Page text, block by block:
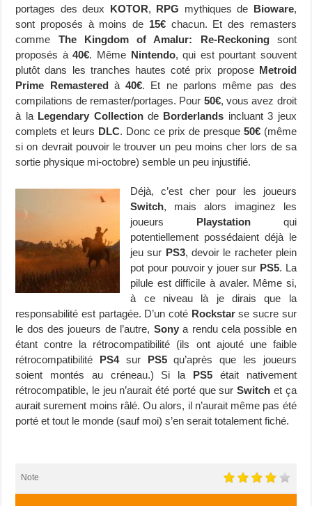
portages des deux KOTOR, RPG mythiques de Bioware,
sont proposés à moins de 15€chacun. Et des remasters
comme The Kingdom of Amalur: Re-Reckoningsont
proposés à40€. Même Nintendo, qui est pourtant souvent
plutôt dans les tranches hautes coté prix propose Metroid
Prime Remasteredà40€. Et ne parlons même pas des
compilations de remaster/portages. Pour 50€, vous avez droit
à la Legendary Collectionde Borderlands incluant 3 jeux
complets et leurs DLC. Donc ce prix de presque 50€(même
si on devrait pouvoir le trouver un peu moins cher lors de sa
sortie physique mi-octobre) semble un peu injustifié.
Déjà, c’est cher pour les joueurs
Switch, mais alors imaginez les
joueurs Playstation qui
potentiellement possédaient déjà le
jeu sur PS3, devoir le racheter plein
pot pour pouvoir y jouer sur PS5. La
pilule est difficile à avaler. Même si,
à ce niveau là je dirais que la
responsabilité est partagée. D’un coté Rockstarse sucre sur
le dos des joueurs de l’autre, Sonya rendu cela possible en
étant contre la rétrocompatibilité (ils ont ajouté une faible
rétrocompatibilité PS4 sur PS5qu’après que les joueurs
soient montés au créneau.) Si la PS5 était nativement
rétrocompatible, le jeu n’aurait été porté que surSwitchet ça
aurait surement moins râlé. Ou alors, il n’aurait même pas été
porté et tout le monde (sauf moi) s’en serait totalement fiché.
Note